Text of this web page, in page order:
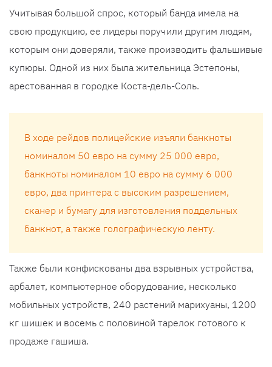
Учитывая большой спрос, который банда имела на
свою продукцию, ее лидеры поручили другим людям,
которым они доверяли, также производить фальшивые
купюры. Одной из них была жительница Эстепоны,
арестованная в городке Коста-дель-Соль.
В ходе рейдов полицейские изъяли банкноты
номиналом 50 евро на сумму 25 000 евро,
банкноты номиналом 10 евро на сумму 6 000
евро, два принтера с высоким разрешением,
сканер и бумагу для изготовления поддельных
банкнот, а также голографическую ленту.
Также были конфискованы два взрывных устройства,
арбалет, компьютерное оборудование, несколько
мобильных устройств, 240 растений марихуаны, 1200
кг шишек и восемь с половиной тарелок готового к
продаже гашиша.